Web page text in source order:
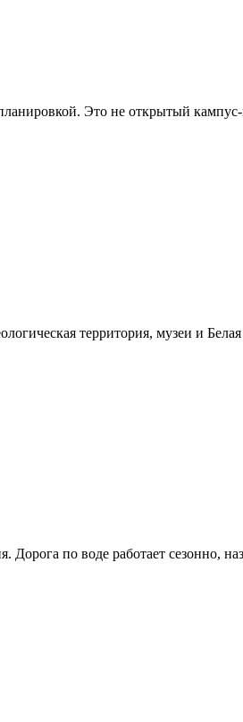
Это не открытый
территория, музеи и
Дорога по воде работает сезонно,